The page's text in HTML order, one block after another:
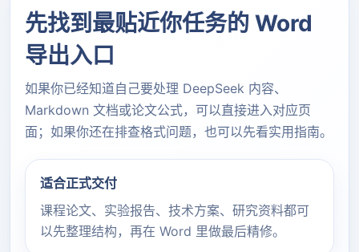
2025-12-17
v1.3.0
修复反馈功能
优化页面布局和样式
新增更新日志和常见问题模块
v1.2.0
新增左右滚动同步功能
先找到最贴近你任务的 Word
导出入口
如果你已经知道自己要处理 DeepSeek 内容、
Markdown 文档或论文公式，可以直接进入对应页
面；如果你还在排查格式问题，也可以先看实用指南。
适合正式交付
课程论文、实验报告、技术方案、研究资料都可
以先整理结构，再在 Word 里做最后精修。